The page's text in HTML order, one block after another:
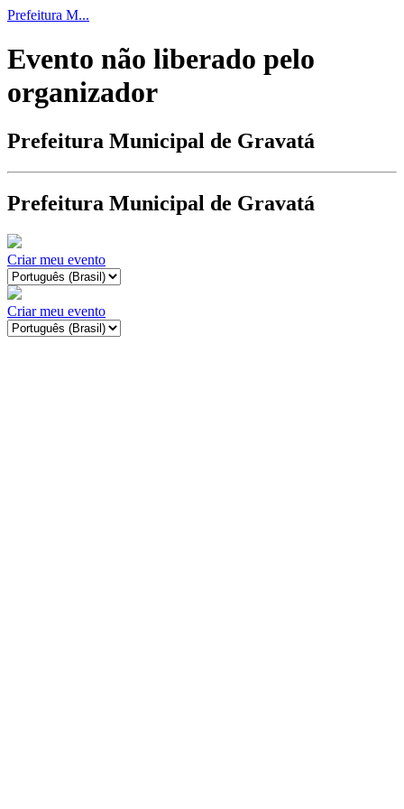
Prefeitura M...
Evento não liberado pelo
organizador
Prefeitura Municipal de Gravatá
Prefeitura Municipal de Gravatá
Criar meu evento
Criar meu evento